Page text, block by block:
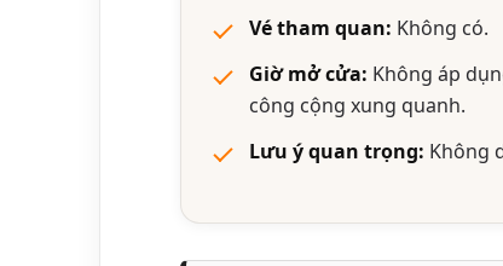
Vé tham quan: Không có.
Giờ mở cửa: Không áp
công cộng xung quanh.
Lưu ý quan trọng: Không